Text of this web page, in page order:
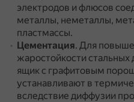
электродов и флюсов
металлы, неметаллы,
пластмассы.
Цементация. Для
жаростойкости
ящик с графитовым
устанавливают в
вследствие диффузии